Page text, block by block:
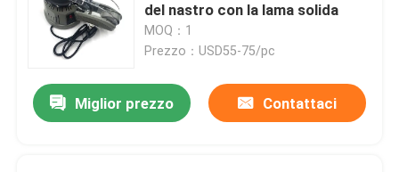
Circa noi
Giro della fabbrica
del nastro con la lama solida
MOQ：1
Prezzo：USD55-75/pc
Miglior prezzo Contattaci